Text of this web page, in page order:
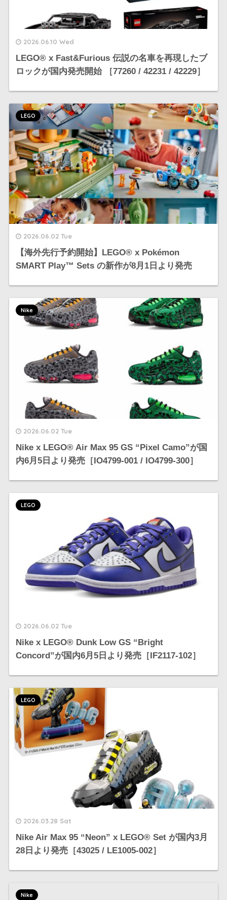
2026.06.10 Wed
LEGO®︎ x Fast&Furious 伝説の名車を再現したブ
ロックが国内発売開始 ［77260 / 42231 / 42229］
2026.06.02 Tue
【海外先行予約開始】LEGO® x Pokémon
SMART Play™ Sets の新作が8月1日より発売
LEGO
2026.06.02 Tue
Nike x LEGO®︎ Air Max 95 GS “Pixel Camo”が国
内6月5日より発売［IO4799-001 / IO4799-300］
Nike
2026.06.02 Tue
Nike x LEGO®︎ Dunk Low GS “Bright
Concord”が国内6月5日より発売［IF2117-102］
LEGO
2026.03.28 Sat
Nike Air Max 95 “Neon” x LEGO® Set が国内3月
28日より発売［43025 / LE1005-002］
LEGO
Nike